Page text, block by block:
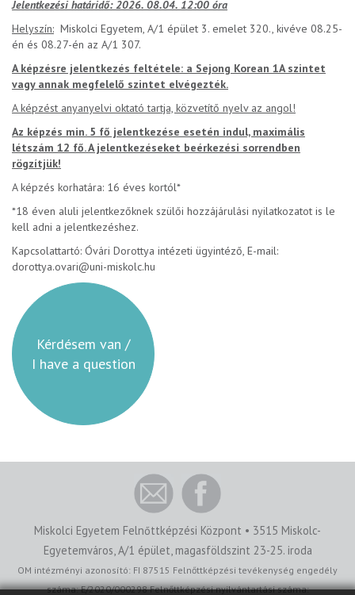
Jelentkezési határidő: 2026. 08.04. 12:00 óra
Helyszín: Miskolci Egyetem, A/1 épület 3. emelet 320., kivéve 08.25-
én és 08.27-én az A/1 307.
A képzésre jelentkezés feltétele: a Sejong Korean 1A szintet
vagy annak megfelelő szintet elvégezték.
A képzést anyanyelvi oktató tartja, közvetítő nyelv az angol!
Az képzés min. 5 fő jelentkezése esetén indul, maximális
létszám 12 fő. A jelentkezéseket beérkezési sorrendben
rögzítjük!
A képzés korhatára: 16 éves kortól*
*18 éven aluli jelentkezőknek szülői hozzájárulási nyilatkozatot is le
kell adni a jelentkezéshez.
Kapcsolattartó: Óvári Dorottya intézeti ügyintéző, E-mail:
dorottya.ovari@uni-miskolc.hu
Kérdésem van /
I have a question
Miskolci Egyetem Felnőttképzési Központ • 3515 Miskolc-
Egyetemváros, A/1 épület, magasföldszint 23-25. iroda
OM intézményi azonosító: FI 87515 Felnőttképzési tevékenység engedély
száma: E/2020/000298 Felnőttképzési nyilvántartási száma: